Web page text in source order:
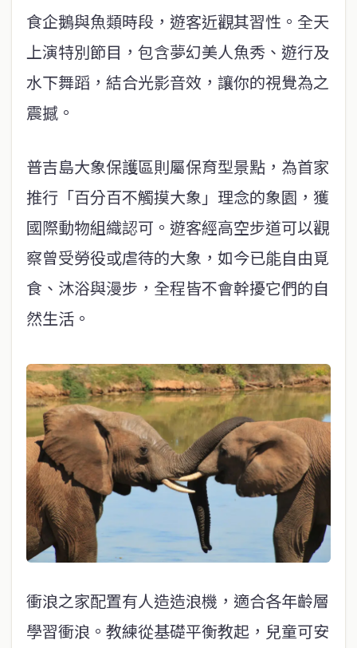
食企鵝與魚類時段，遊客近觀其習性。全天
上演特別節目，包含夢幻美人魚秀、遊行及
水下舞蹈，結合光影音效，讓你的視覺為之
震撼。
普吉島大象保護區則屬保育型景點，為首家
推行「百分百不觸摸大象」理念的象園，獲
國際動物組織認可。遊客經高空步道可以觀
察曾受勞役或虐待的大象，如今已能自由覓
食、沐浴與漫步，全程皆不會幹擾它們的自
然生活。
衝浪之家配置有人造造浪機，適合各年齡層
學習衝浪。教練從基礎平衡教起，兒童可安